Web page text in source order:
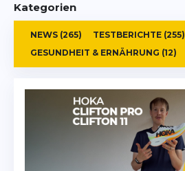
Kategorien
NEWS (265) TESTBERICHTE (255)
GESUNDHEIT & ERNÄHRUNG (12)